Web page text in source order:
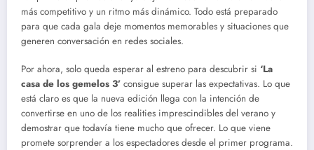
más competitivo y un ritmo más dinámico. Todo está preparado
para que cada gala deje momentos memorables y situaciones que
generen conversación en redes sociales.
Por ahora, solo queda esperar al estreno para descubrir si ‘La
casa de los gemelos 3’ consigue superar las expectativas. Lo que
está claro es que la nueva edición llega con la intención de
convertirse en uno de los realities imprescindibles del verano y
demostrar que todavía tiene mucho que ofrecer. Lo que viene
promete sorprender a los espectadores desde el primer programa.